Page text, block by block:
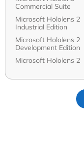
Commercial Suite
Microsoft Hololens 2
Industrial Edition
Microsoft Hololens 2
Development Edition
Microsoft Hololens 2